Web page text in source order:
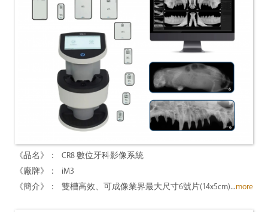
CR8 數位牙科影像系統
iM3
雙槽高效、可成像業界最大尺寸6號片(14x5cm)...more